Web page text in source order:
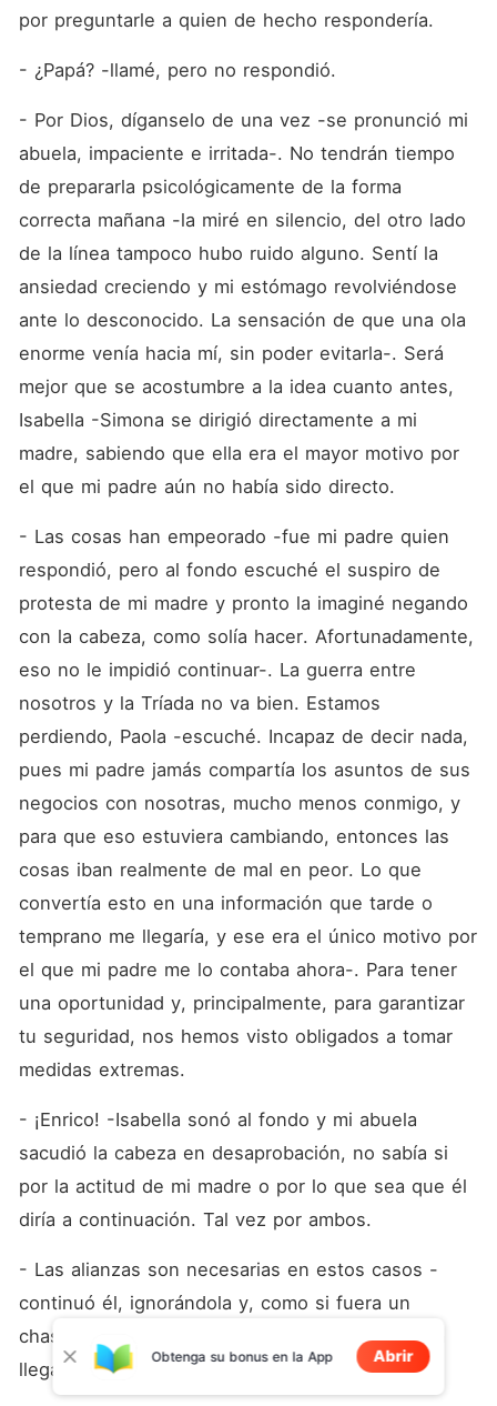
por preguntarle a quien de hecho respondería.
- ¿Papá? -llamé, pero no respondió.
- Por Dios, díganselo de una vez -se pronunció mi
abuela, impaciente e irritada-. No tendrán tiempo
de prepararla psicológicamente de la forma
correcta mañana -la miré en silencio, del otro lado
de la línea tampoco hubo ruido alguno. Sentí la
ansiedad creciendo y mi estómago revolviéndose
ante lo desconocido. La sensación de que una ola
enorme venía hacia mí, sin poder evitarla-. Será
mejor que se acostumbre a la idea cuanto antes,
Isabella -Simona se dirigió directamente a mi
madre, sabiendo que ella era el mayor motivo por
el que mi padre aún no había sido directo.
- Las cosas han empeorado -fue mi padre quien
respondió, pero al fondo escuché el suspiro de
protesta de mi madre y pronto la imaginé negando
con la cabeza, como solía hacer. Afortunadamente,
eso no le impidió continuar-. La guerra entre
nosotros y la Tríada no va bien. Estamos
perdiendo, Paola -escuché. Incapaz de decir nada,
pues mi padre jamás compartía los asuntos de sus
negocios con nosotras, mucho menos conmigo, y
para que eso estuviera cambiando, entonces las
cosas iban realmente de mal en peor. Lo que
convertía esto en una información que tarde o
temprano me llegaría, y ese era el único motivo por
el que mi padre me lo contaba ahora-. Para tener
una oportunidad y, principalmente, para garantizar
tu seguridad, nos hemos visto obligados a tomar
medidas extremas.
- ¡Enrico! -Isabella sonó al fondo y mi abuela
sacudió la cabeza en desaprobación, no sabía si
por la actitud de mi madre o por lo que sea que él
diría a continuación. Tal vez por ambos.
- Las alianzas son necesarias en estos casos -
continuó él, ignorándola y, como si fuera un
chasquido en mi mente, entendí a dónde quería
llegar.
Obtenga su bonus en la App Abrir